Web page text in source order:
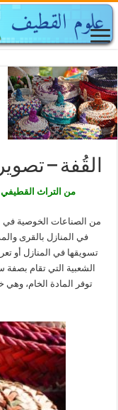
القُفة –
من التراث
من الصناعات الخوصية في
في المنازل بالقرى
تسويقها في المنازل أو
الشعبية التي تقام
توفر المادة الخام،